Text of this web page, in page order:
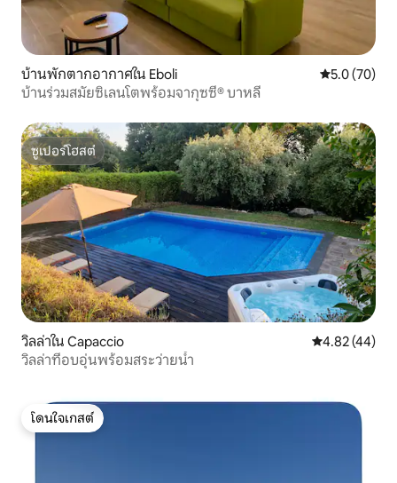
บ้านพักตากอากาศใน Eboli คะแนนเฉลี่ย
5.0 (70)
บ้านร่วมสมัยซิเลนโตพร้อมจากุซซี่® บาหลี
ซูเปอร์โฮสต์
ซูเปอร์โฮสต์
วิลล่าใน Capaccio คะแนนเฉลี่ย
4.82 (44)
วิลล่าที่อบอุ่นพร้อมสระว่ายน้ำ
โดนใจเกสต์
โดนใจเกสต์